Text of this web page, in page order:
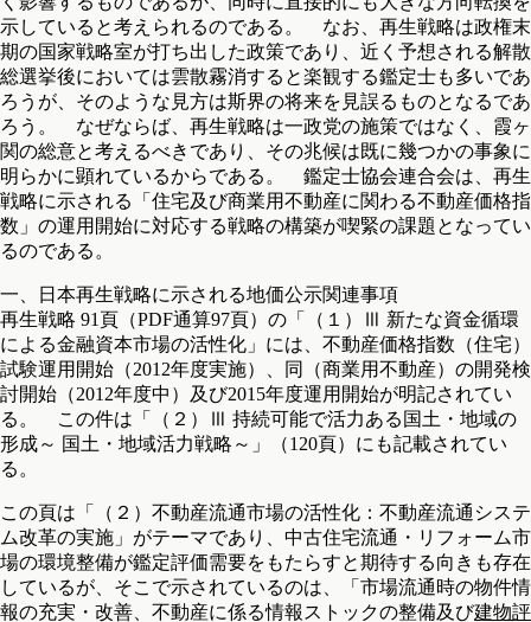
示していると考えられるのである。 なお、再生戦略は政権末
期の国家戦略室が打ち出した政策であり、近く予想される解散
総選挙後においては雲散霧消すると楽観する鑑定士も多いであ
ろうが、そのような見方は斯界の将来を見誤るものとなるであ
ろう。 なぜならば、再生戦略は一政党の施策ではなく、霞ヶ
関の総意と考えるべきであり、その兆候は既に幾つかの事象に
明らかに顕れているからである。 鑑定士協会連合会は、再生
戦略に示される「住宅及び商業用不動産に関わる不動産価格指
数」の運用開始に対応する戦略の構築が喫緊の課題となってい
るのである。
一、日本再生戦略に示される地価公示関連事項
再生戦略 91頁（PDF通算97頁）の「（１）Ⅲ 新たな資金循環
による金融資本市場の活性化」には、不動産価格指数（住宅）
試験運用開始（2012年度実施）、同（商業用不動産）の開発検
討開始（2012年度中）及び2015年度運用開始が明記されてい
る。 この件は「（２）Ⅲ 持続可能で活力ある国土・地域の
形成～ 国土・地域活力戦略～」（120頁）にも記載されてい
る。
この頁は「（２）不動産流通市場の活性化：不動産流通システ
ム改革の実施」がテーマであり、中古住宅流通・リフォーム市
場の環境整備が鑑定評価需要をもたらすと期待する向きも存在
しているが、そこで示されているのは、「市場流通時の物件情
報の充実・改善、不動産に係る情報ストックの整備及び建物評